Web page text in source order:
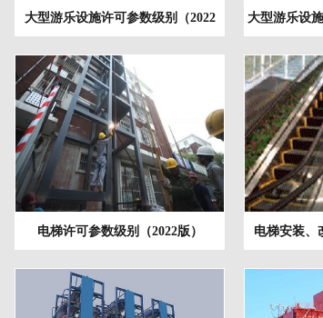
大型游乐设施许可参数级别（2022
版）
大型游乐设
电梯许可参数级别（2022版） 电梯安装、